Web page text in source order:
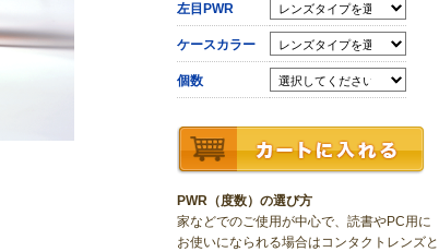
左目PWR
ケースカラー
個数
PWR（度数）の選び方
家などでのご使用が中心で、読書やPC用に
お使いになられる場合はコンタクトレンズと